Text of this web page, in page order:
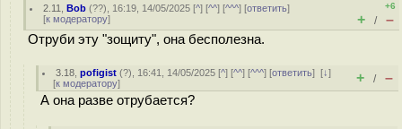
2.11 ,Bob (??), 16:19, 14/05/2025 [^] [^^] [^^^] [ответить]
[к модератору]
+6
+ / –
Отруби эту "зощиту", она бесполезна.
3.18 ,pofigist (?), 16:41, 14/05/2025 [^] [^^] [^^^] [ответить][↓]
[к модератору] + / –
А она разве отрубается?